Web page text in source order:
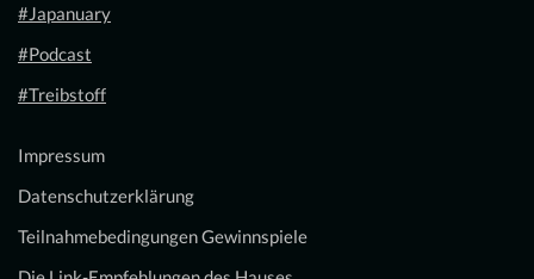
#Japanuary
#Podcast
#Treibstoff
Impressum
Datenschutzerklärung
Teilnahmebedingungen Gewinnspiele